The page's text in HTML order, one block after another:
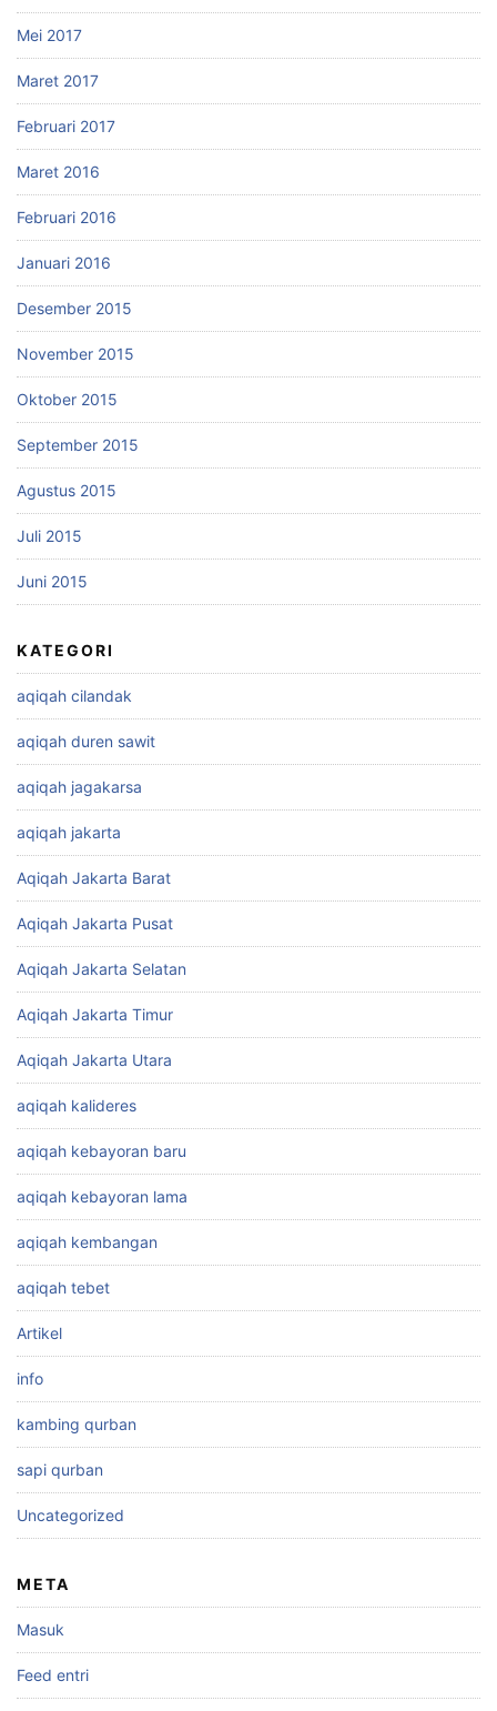
Mei 2017
Maret 2017
Februari 2017
Maret 2016
Februari 2016
Januari 2016
Desember 2015
November 2015
Oktober 2015
September 2015
Agustus 2015
Juli 2015
Juni 2015
KATEGORI
aqiqah cilandak
aqiqah duren sawit
aqiqah jagakarsa
aqiqah jakarta
Aqiqah Jakarta Barat
Aqiqah Jakarta Pusat
Aqiqah Jakarta Selatan
Aqiqah Jakarta Timur
Aqiqah Jakarta Utara
aqiqah kalideres
aqiqah kebayoran baru
aqiqah kebayoran lama
aqiqah kembangan
aqiqah tebet
Artikel
info
kambing qurban
sapi qurban
Uncategorized
META
Masuk
Feed entri